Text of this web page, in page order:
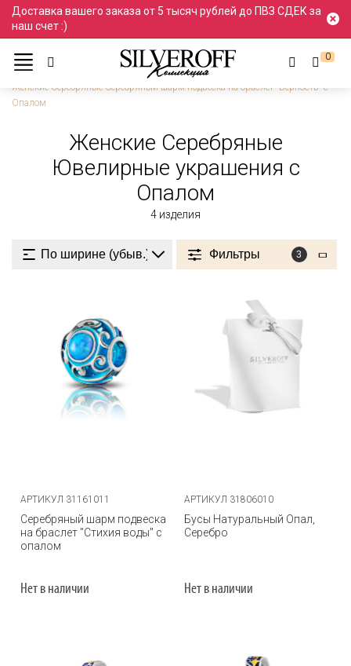
Доставка вашего заказа от 5 тысяч рублей до ПВЗ СДЕК за
наш счет :)
0
Ювелирные украшения
Серебро
Женские
Женские Серебряные Серебряный шарм подвеска на браслет "Верность" с
Опалом
Женские Серебряные
Ювелирные украшения с
Опалом
4 изделия
Фильтры 3
АРТИКУЛ 31161011
Серебряный шарм подвеска
на браслет "Стихия воды" с
опалом
Нет в наличии
АРТИКУЛ 31806010
Бусы Натуральный Опал,
Серебро
Нет в наличии